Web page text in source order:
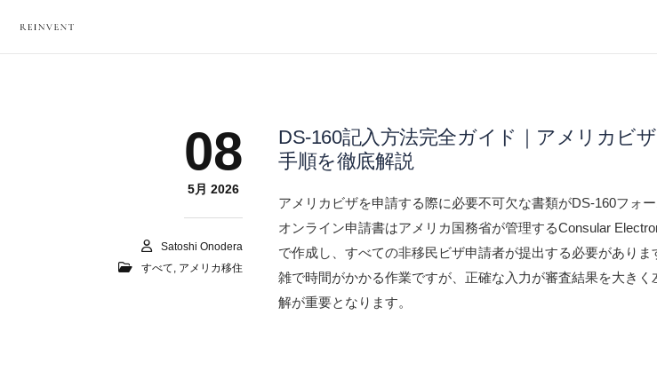
08
5月 2026
Satoshi Onodera
すべて, アメリカ移住
DS-160記入方法完全ガイド｜アメリカビ
手順を徹底解説
アメリカビザを申請する際に必要不可欠な書類がDS-160フォ
オンライン申請書はアメリカ国務省が管理するConsular
で作成し、すべての非移民ビザ申請者が提出する必要があり
雑で時間がかかる作業ですが、正確な入力が審査結果を大き
解が重要となります。